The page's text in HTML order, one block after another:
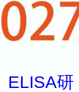
ELISA研